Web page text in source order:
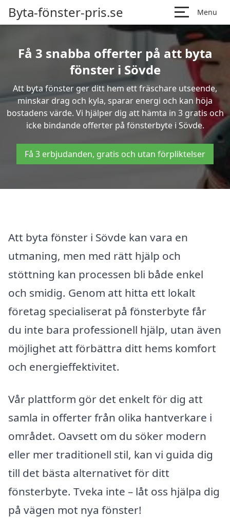
Byta-fönster-pris.se Menu
Få 3 snabba offerter på att byta
fönster i Sövde
Att byta fönster ger ditt hem ett fräschare utseende,
minskar drag och kyla, sparar energi och kan höja
bostadens värde. Vi hjälper dig att hämta in 3 gratis och
icke bindande offerter på fönsterbyte i Sövde.
Få 3 erbjudanden, gratis och utan förpliktelser
Att byta fönster i Sövde kan vara en
utmaning, men med rätt hjälp och
stöttning kan processen bli både enkel
och smidig. Genom att hitta ett lokalt
företag specialiserat på fönsterbyte får
du inte bara professionell hjälp, utan även
möjlighet att förbättra ditt hems komfort
och energieffektivitet.
Vår plattform gör det enkelt för dig att
samla in offerter från olika hantverkare i
området. Oavsett om du söker modern
eller mer traditionell stil, kan vi guida dig
till det bästa alternativet för ditt
fönsterbyte. Tveka inte – låt oss hjälpa dig
på vägen mot nya fönster!